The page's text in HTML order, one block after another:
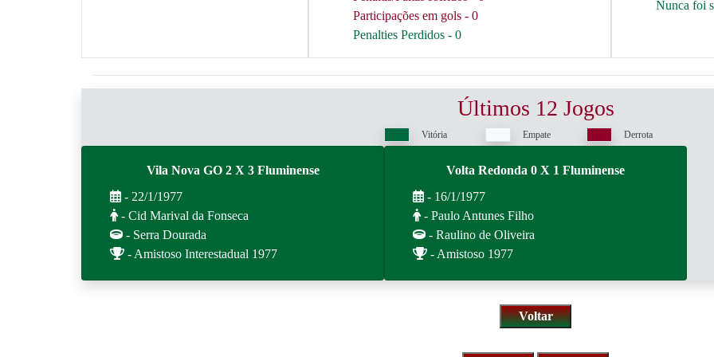
Participações em gols - 0
Penalties Perdidos - 0
Nunca foi
Últimos 12 Jogos
Vitória Empate Derrota
Vila Nova GO 2 X 3 Fluminense
- 22/1/1977
- Cid Marival da Fonseca
- Serra Dourada
- Amistoso Interestadual 1977
Volta Redonda 0 X 1 Fluminense
- 16/1/1977
- Paulo Antunes Filho
- Raulino de Oliveira
- Amistoso 1977